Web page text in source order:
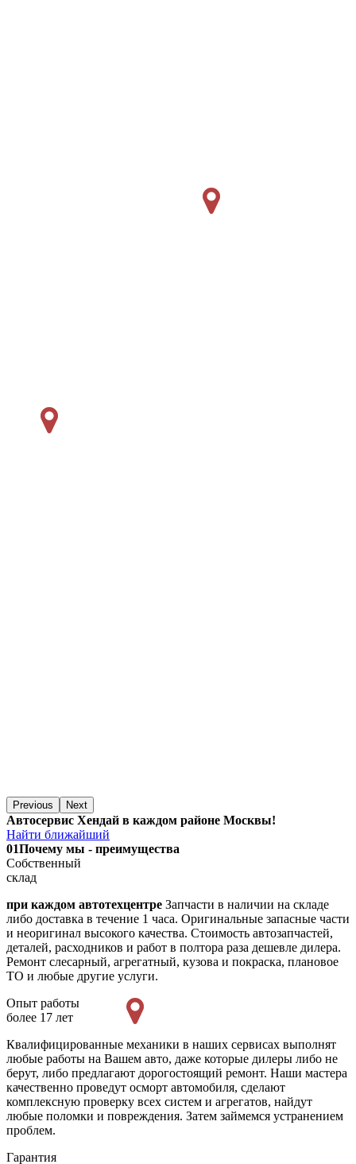
Previous Next
Автосервис Хендай в каждом районе Москвы!
Найти ближайший
01Почему мы - преимущества
Собственный
склад
при каждом автотехцентре Запчасти в наличии на складе
либо доставка в течение 1 часа. Оригинальные запасные части
и неоригинал высокого качества. Стоимость автозапчастей,
деталей, расходников и работ в полтора раза дешевле дилера.
Ремонт слесарный, агрегатный, кузова и покраска, плановое
ТО и любые другие услуги.
Опыт работы
более 17 лет
Квалифицированные механики в наших сервисах выполнят
любые работы на Вашем авто, даже которые дилеры либо не
берут, либо предлагают дорогостоящий ремонт. Наши мастера
качественно проведут осморт автомобиля, сделают
комплексную проверку всех систем и агрегатов, найдут
любые поломки и повреждения. Затем займемся устранением
проблем.
Гарантия